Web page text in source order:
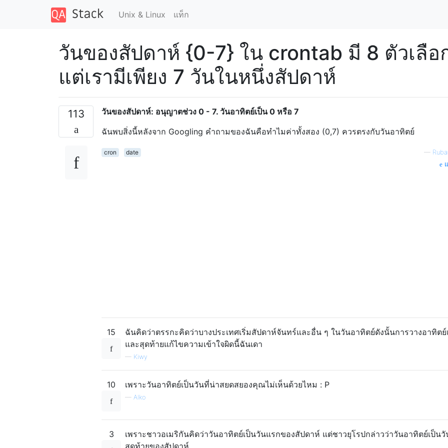
Unix & Linux แท็ก
วันของสัปดาห์ {0-7} ใน crontab มี 8 ตัวเลือ
แต่เรามีเพียง 7 วันในหนึ่งสัปดาห์
113
วันของสัปดาห์: อนุญาตช่วง 0 - 7. วันอาทิตย์เป็น 0 หรือ 7
ฉันพบสิ่งนี้หลังจาก Googling คำถามของฉันคือทำไมค่าทั้งสอง (0,7) ควรตรงกับวันอาทิตย์
cron date —
15
ฉันคิดว่าตรรกะคิดว่าบางประเทศเริ่มสัปดาห์จันทร์และอื่น ๆ ในวันอาทิตย์ดังนั้นการวางอาทิต
และสุดท้ายแก้ไขความเข้าใจผิดนี้ฉันเดา
— Kiwy
10 เพราะวันอาทิตย์เป็นวันที่น่าสยดสยองคุณไม่เห็นด้วยไหม : P
— Alko
3
เพราะชาวอเมริกันคิดว่าวันอาทิตย์เป็นวันแรกของสัปดาห์ แต่ชาวยุโรปกล่าวว่าวันอาทิตย์เป็นวั
สุดท้ายของสัปดาห์